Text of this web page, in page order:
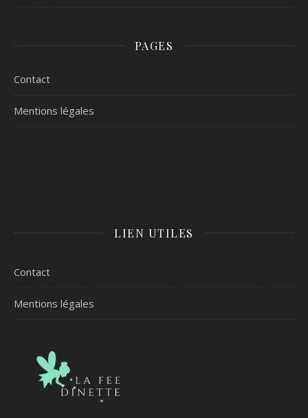
PAGES
Contact
Mentions légales
LIEN UTILES
Contact
Mentions légales